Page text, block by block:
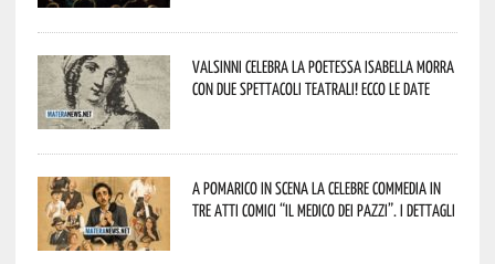
Valsinni celebra la poetessa Isabella Morra
con due spettacoli teatrali! Ecco le date
A Pomarico in scena la celebre commedia in
tre atti comici “Il medico dei pazzi”. I dettagli